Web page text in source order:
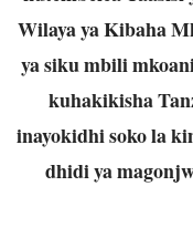
Wilaya ya Kibaha
ya siku mbili
kuhakikisha
inayokidhi soko la
dhidi ya